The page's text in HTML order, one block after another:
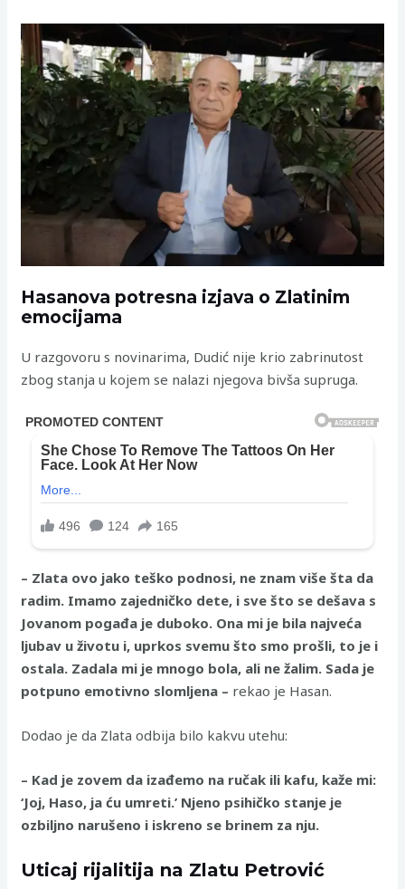
Hasanova potresna izjava o Zlatinim
emocijama
U razgovoru s novinarima, Dudić nije krio zabrinutost
zbog stanja u kojem se nalazi njegova bivša supruga.
– Zlata ovo jako teško podnosi, ne znam više šta da
radim. Imamo zajedničko dete, i sve što se dešava s
Jovanom pogađa je duboko. Ona mi je bila najveća
ljubav u životu i, uprkos svemu što smo prošli, to je i
ostala. Zadala mi je mnogo bola, ali ne žalim. Sada je
potpuno emotivno slomljena – rekao je Hasan.
Dodao je da Zlata odbija bilo kakvu utehu:
– Kad je zovem da izađemo na ručak ili kafu, kaže mi:
‘Joj, Haso, ja ću umreti.’ Njeno psihičko stanje je
ozbiljno narušeno i iskreno se brinem za nju.
Uticaj rijalitija na Zlatu Petrović